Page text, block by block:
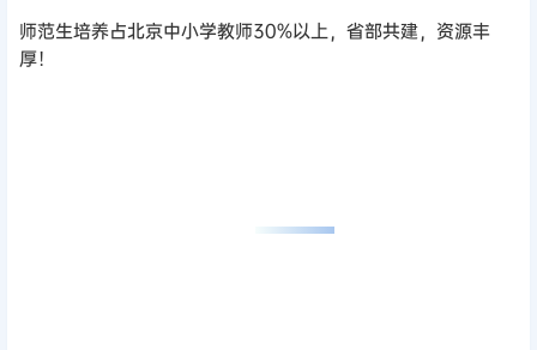
师范生培养占北京中小学教师30%以上，省部共建，资源丰
厚！